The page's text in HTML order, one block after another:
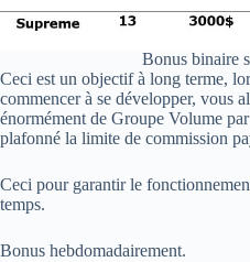
Bonus binaire
Ceci est un objectif à long terme,
commencer à se développer, vous
énormément de Groupe Volume
plafonné la limite de commission
Ceci pour garantir le
temps.
Bonus hebdomadairement.